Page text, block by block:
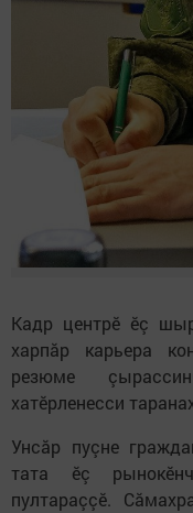
Кадр центрӗ ӗç
харпăр карьера
резюме
хатӗрленесси
Унсăр пуçне
тата ӗç
пултараççӗ.